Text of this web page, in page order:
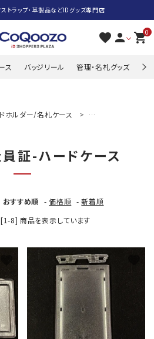
トラップ・革製品などIDグッズ専門店
favorite person 0
shopping_cart
ス バッジリール 管理・名札グッズ 牛
ホルダー/名札ケース 施錠可能-社員証-
証-ハードケース
おすすめ順 -価格順 -新着順
8] 商品を表示しています
favorite